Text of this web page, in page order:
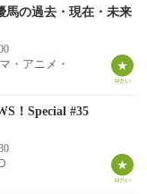
馬の過去・現在・未来
・アニメ・
！Special #35